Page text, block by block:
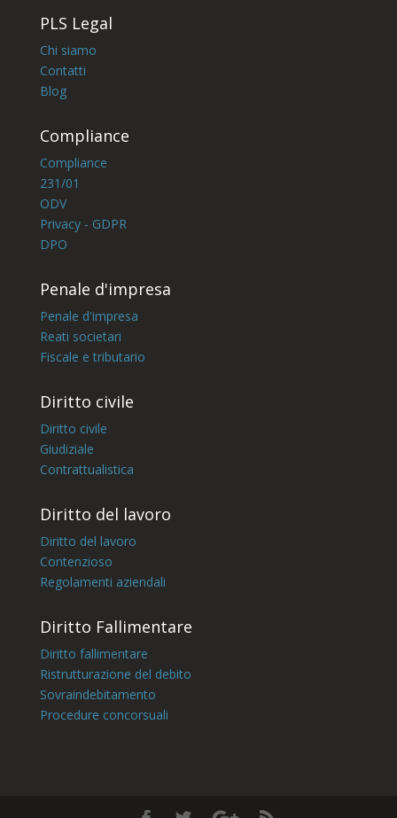
PLS Legal
Chi siamo
Contatti
Blog
Compliance
Compliance
231/01
ODV
Privacy - GDPR
DPO
Penale d'impresa
Penale d'impresa
Reati societari
Fiscale e tributario
Diritto civile
Diritto civile
Giudiziale
Contrattualistica
Diritto del lavoro
Diritto del lavoro
Contenzioso
Regolamenti aziendali
Diritto Fallimentare
Diritto fallimentare
Ristrutturazione del debito
Sovraindebitamento
Procedure concorsuali